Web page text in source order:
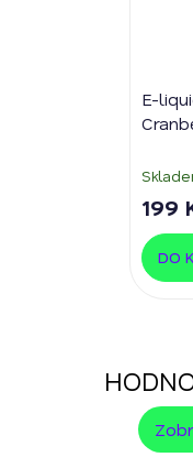
E-
199
DO